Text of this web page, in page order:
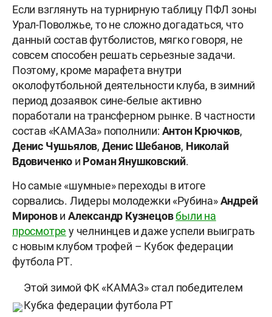
Если взглянуть на турнирную таблицу ПФЛ зоны
Урал-Поволжье, то не сложно догадаться, что
данный состав футболистов, мягко говоря, не
совсем способен решать серьезные задачи.
Поэтому, кроме марафета внутри
околофутбольной деятельности клуба, в зимний
период дозаявок сине-белые активно
поработали на трансферном рынке. В частности
состав «КАМАЗа» пополнили: Антон Крючков,
Денис Чушьялов, Денис Шебанов, Николай
Вдовиченко и Роман Янушковский.
Но самые «шумные» переходы в итоге
сорвались. Лидеры молодежки «Рубина»Андрей
МироновиАлександр Кузнецовбыли на
просмотре у челнинцев и даже успели выиграть
с новым клубом трофей – Кубок федерации
футбола РТ.
Этой зимой ФК «КАМАЗ» стал победителем
Кубка федерации футбола РТ